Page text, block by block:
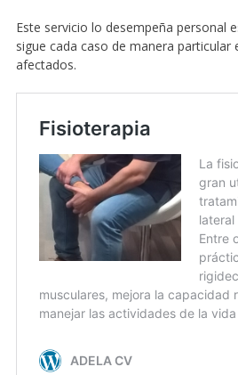
Este servicio lo desempeña personal
sigue cada caso de manera particular
afectados.